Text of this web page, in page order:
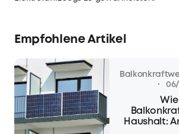
Empfohlene Artikel
·
Haushalt: